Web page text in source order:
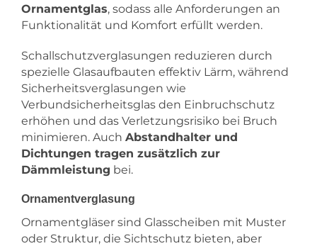
Ornamentglas, sodass alle Anforderungen an
Funktionalität und Komfort erfüllt werden.
Schallschutzverglasungen reduzieren durch
spezielle Glasaufbauten effektiv Lärm, während
Sicherheitsverglasungen wie
Verbundsicherheitsglas den Einbruchschutz
erhöhen und das Verletzungsrisiko bei Bruch
minimieren. Auch Abstandhalter und
Dichtungen tragen zusätzlich zur
Dämmleistung bei.
Ornamentverglasung
Ornamentgläser sind Glasscheiben mit Muster
oder Struktur, die Sichtschutz bieten, aber